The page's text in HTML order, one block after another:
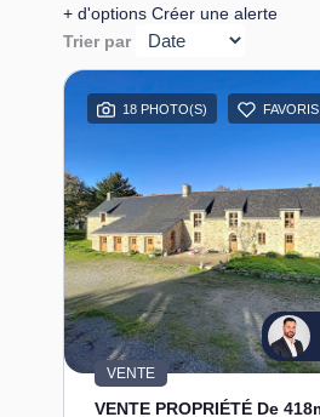
+ d'options Créer une alerte
Trier par
18 PHOTO(S) FAVORIS
VENTE